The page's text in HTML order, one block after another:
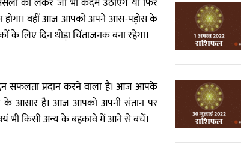
होगा। वहीं आज आपको अपने आस-पड़ोस के
लिए दिन थोड़ा चिंताजनक बना रहेगा।
सफलता प्रदान करने वाला है। आज आपके
के आसार है। आज आपको अपनी संतान पर
भी किसी अन्य के बहकावे में आने से बचें।